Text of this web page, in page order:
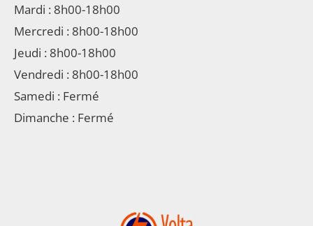
Mardi : 8h00-18h00
Mercredi : 8h00-18h00
Jeudi : 8h00-18h00
Vendredi : 8h00-18h00
Samedi : Fermé
Dimanche : Fermé